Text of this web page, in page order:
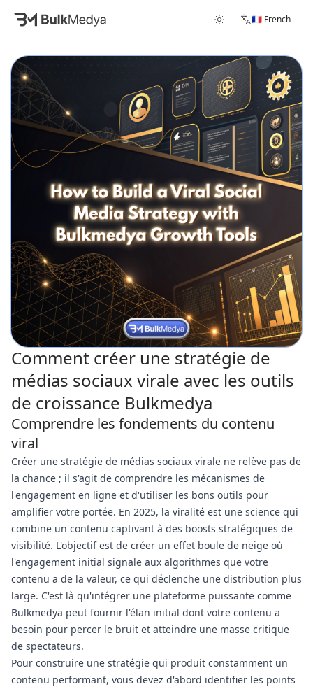
🇫🇷 French
Comment créer une stratégie de
médias sociaux virale avec les outils
de croissance Bulkmedya
Comprendre les fondements du contenu
viral
Créer une stratégie de médias sociaux virale ne relève pas de
la chance ; il s'agit de comprendre les mécanismes de
l'engagement en ligne et d'utiliser les bons outils pour
amplifier votre portée. En 2025, la viralité est une science qui
combine un contenu captivant à des boosts stratégiques de
visibilité. L'objectif est de créer un effet boule de neige où
l'engagement initial signale aux algorithmes que votre
contenu a de la valeur, ce qui déclenche une distribution plus
large. C'est là qu'intégrer une plateforme puissante comme
Bulkmedya peut fournir l'élan initial dont votre contenu a
besoin pour percer le bruit et atteindre une masse critique
de spectateurs.
Pour construire une stratégie qui produit constamment un
contenu performant, vous devez d'abord identifier les points